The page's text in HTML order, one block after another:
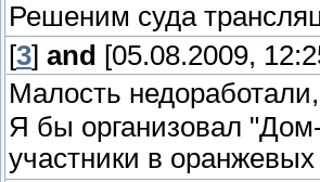
Решеним суда
[3] and [05.08.2009,
Малость
Я бы организовал
участники в